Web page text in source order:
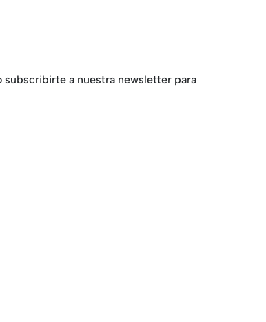
subscribirte a nuestra newsletter para